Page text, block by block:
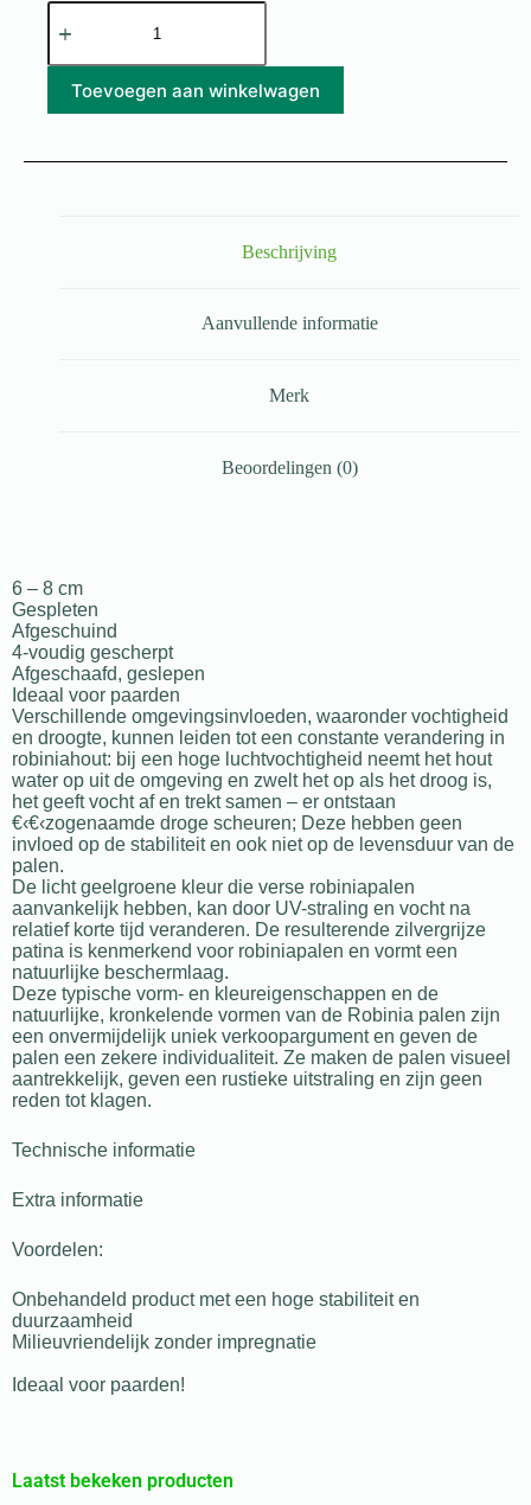
Toevoegen aan winkelwagen
Beschrijving
Aanvullende informatie
Merk
Beoordelingen (0)
6 – 8 cm
Gespleten
Afgeschuind
4-voudig gescherpt
Afgeschaafd, geslepen
Ideaal voor paarden
Verschillende omgevingsinvloeden, waaronder vochtigheid
en droogte, kunnen leiden tot een constante verandering in
robiniahout: bij een hoge luchtvochtigheid neemt het hout
water op uit de omgeving en zwelt het op als het droog is,
het geeft vocht af en trekt samen – er ontstaan
€‹€‹zogenaamde droge scheuren; Deze hebben geen
invloed op de stabiliteit en ook niet op de levensduur van de
palen.
De licht geelgroene kleur die verse robiniapalen
aanvankelijk hebben, kan door UV-straling en vocht na
relatief korte tijd veranderen. De resulterende zilvergrijze
patina is kenmerkend voor robiniapalen en vormt een
natuurlijke beschermlaag.
Deze typische vorm- en kleureigenschappen en de
natuurlijke, kronkelende vormen van de Robinia palen zijn
een onvermijdelijk uniek verkoopargument en geven de
palen een zekere individualiteit. Ze maken de palen visueel
aantrekkelijk, geven een rustieke uitstraling en zijn geen
reden tot klagen.
Technische informatie
Extra informatie
Voordelen:
Onbehandeld product met een hoge stabiliteit en
duurzaamheid
Milieuvriendelijk zonder impregnatie
Ideaal voor paarden!
Laatst bekeken producten